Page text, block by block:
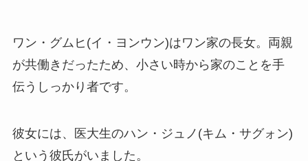
ワン・グムヒ(イ・ヨンウン)はワン家の長女。両親
が共働きだったため、小さい時から家のことを手
伝うしっかり者です。
彼女には、医大生のハン・ジュノ(キム・サグォン)
という彼氏がいました。